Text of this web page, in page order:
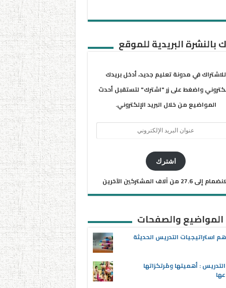
بالنشرة البريدية للموقع
للاشتراك في مدونة تعليم جديد، أدخل بريدك
واضغط على زر "اشترك" لتستقبل أحدث
المواضيع من خلال البريد الإلكتروني.
اشترك
إلى 27.6 من آلاف المشتركين الآخرين
المواضيع والصفحات
استراتيجيات التدريس الحديثة
: أهميتها ومُرتكزاتها